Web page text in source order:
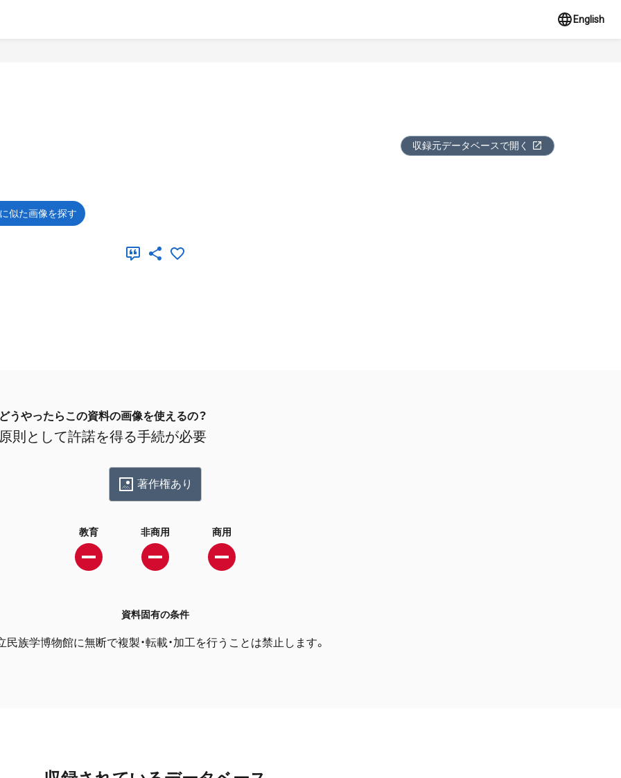
English
収録元データベースで開く
似た画像を探す
どうやったらこの資料の画像を使えるの？
原則として許諾を得る手続が必要
著作権あり
教育 非商用 商用
資料固有の条件
民族学博物館に無断で複製・転載・加工を行うことは禁止します。